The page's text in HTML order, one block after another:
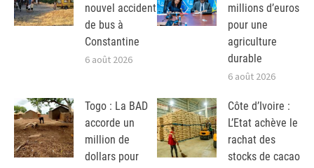
nouvel accident
de bus à
Constantine
6 août 2026
millions d’euros
pour une
agriculture
durable
6 août 2026
Togo : La BAD
accorde un
million de
dollars pour
Côte d’Ivoire :
L’Etat achève le
rachat des
stocks de cacao